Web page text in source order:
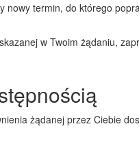
termin, do którego
w Twoim żądaniu,
żądanej przez Ciebie